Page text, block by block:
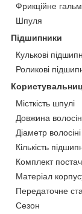
Фрикційне
Шпуля
Підшипники
Кулькові
Роликові
Місткість шпулі
Довжина
Діаметр волосіні
Кількість
Комплект
Матеріал
Передаточне
Сезон